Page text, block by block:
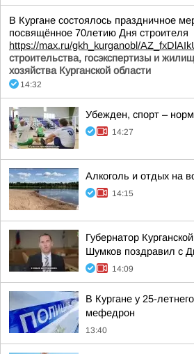
В Кургане состоялось праздничное
посвящённое 70летию Дня строителя
https://max.ru/gkh_kurganobl/
строительства, госэкспертизы и
хозяйства Курганской области
14:32
Убежден, спорт –
14:27
Алкоголь и отдых на
14:15
Губернатор
Шумков поздравил с
14:09
В Кургане у 25-
мефедрон
13:40